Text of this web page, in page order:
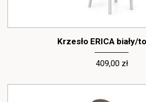
Krzesło ERICA biały/
409,00 zł